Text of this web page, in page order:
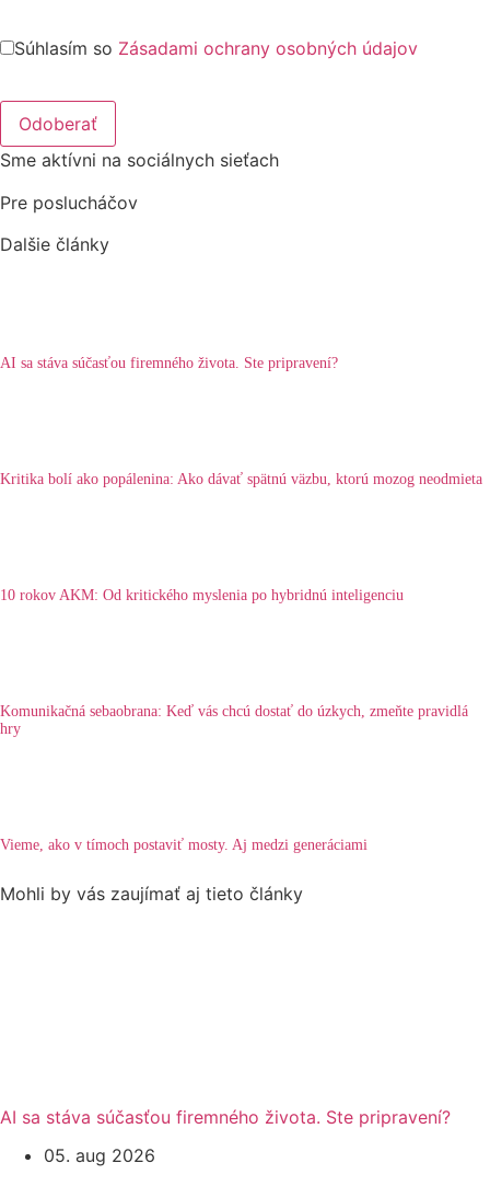
Súhlasím so Zásadami ochrany osobných údajov
Sme aktívni na sociálnych sieťach
Pre poslucháčov
Dalšie články
AI sa stáva súčasťou firemného života. Ste pripravení?
Kritika bolí ako popálenina: Ako dávať spätnú väzbu, ktorú mozog neodmieta
10 rokov AKM: Od kritického myslenia po hybridnú inteligenciu
Komunikačná sebaobrana: Keď vás chcú dostať do úzkych, zmeňte pravidlá
hry
Vieme, ako v tímoch postaviť mosty. Aj medzi generáciami
Mohli by vás zaujímať aj tieto články
AI sa stáva súčasťou firemného života. Ste pripravení?
05. aug 2026